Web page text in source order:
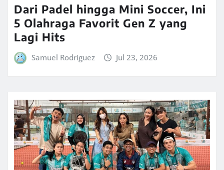
Dari Padel hingga Mini Soccer, Ini
5 Olahraga Favorit Gen Z yang
Lagi Hits
Samuel Rodriguez Jul 23, 2026